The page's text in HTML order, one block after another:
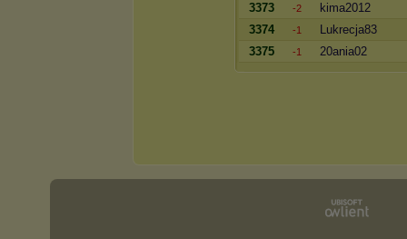
3373
-2
kima2012
3374
-1
Lukrecja83
3375
-1 20ania02